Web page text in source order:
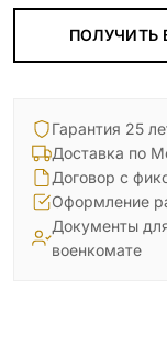
ПОЛУЧИТЬ
Гарантия 25
Доставка по
Договор с
Оформление
Документы
военкомате